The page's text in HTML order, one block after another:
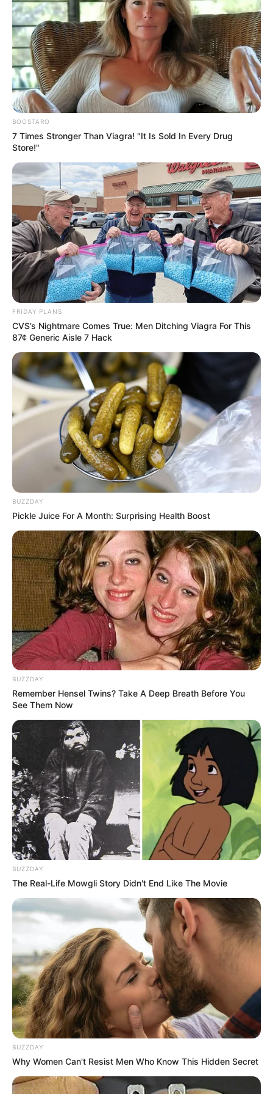
Οι ΗΠΑ αποχωρούν επίσημα από τον Παγκόσμιο
Οργανισμό Υγείας… Οι Ηνωμένες Πολιτείες
ολοκλήρωσαν επίσημα την αποχώρησή τους από τον
Παγκόσμιο Οργανισμό Υγείας (ΠΟΥ). Το τέλος της
77ετούς ιδιότητας μέλους ανακοινώθηκε την Πέμπτη,
ακριβώς ένα χρόνο αφότου ο Πρόεδρος Ντόναλντ
Τραμπ
της διαδικασίας αποχώρησης.
BOOSTARO
7 Times Stronger Than Viagra! "It Is Sold In Every Drug
Store!"
FRIDAY PLANS
CVS’s Nightmare Comes True: Men Ditching Viagra For This
87¢ Generic Aisle 7 Hack
BUZZDAY
Pickle Juice For A Month: Surprising Health Boost
BUZZDAY
Remember Hensel Twins? Take A Deep Breath Before You
See Them Now
BUZZDAY
The Real-Life Mowgli Story Didn't End Like The Movie
BUZZDAY
Why Women Can't Resist Men Who Know This Hidden Secret